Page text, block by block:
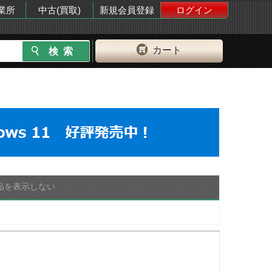
所 中古(買取) 新規会員登録
ログイン
カート
を表示しない